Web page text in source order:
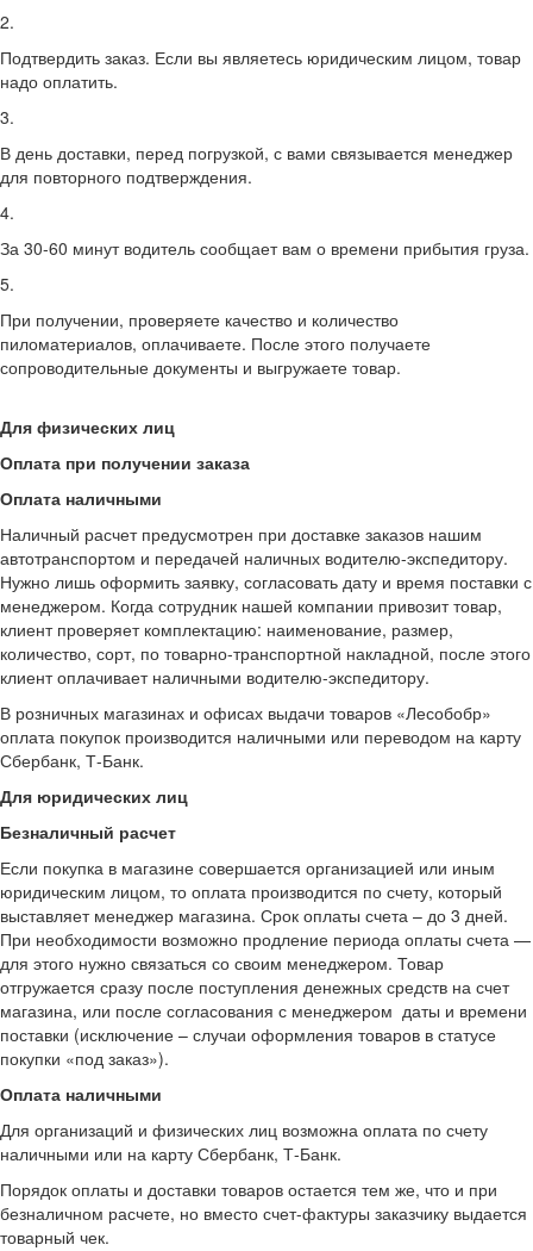
2.
Подтвердить заказ. Если вы являетесь юридическим лицом, товар
надо оплатить.
3.
В день доставки, перед погрузкой, с вами связывается менеджер
для повторного подтверждения.
4.
За 30-60 минут водитель сообщает вам о времени прибытия груза.
5.
При получении, проверяете качество и количество
пиломатериалов, оплачиваете. После этого получаете
сопроводительные документы и выгружаете товар.
Для физических лиц
Оплата при получении заказа
Оплата наличными
Наличный расчет предусмотрен при доставке заказов нашим
автотранспортом и передачей наличных водителю-экспедитору.
Нужно лишь оформить заявку, согласовать дату и время поставки с
менеджером. Когда сотрудник нашей компании привозит товар,
клиент проверяет комплектацию: наименование, размер,
количество, сорт, по товарно-транспортной накладной, после этого
клиент оплачивает наличными водителю-экспедитору.
В розничных магазинах и офисах выдачи товаров «Лесобобр»
оплата покупок производится наличными или переводом на карту
Сбербанк, Т-Банк.
Для юридических лиц
Безналичный расчет
Если покупка в магазине совершается организацией или иным
юридическим лицом, то оплата производится по счету, который
выставляет менеджер магазина. Срок оплаты счета – до 3 дней.
При необходимости возможно продление периода оплаты счета —
для этого нужно связаться со своим менеджером. Товар
отгружается сразу после поступления денежных средств на счет
магазина, или после согласования с менеджером даты и времени
поставки (исключение – случаи оформления товаров в статусе
покупки «под заказ»).
Оплата наличными
Для организаций и физических лиц возможна оплата по счету
наличными или на карту Сбербанк, Т-Банк.
Порядок оплаты и доставки товаров остается тем же, что и при
безналичном расчете, но вместо счет-фактуры заказчику выдается
товарный чек.